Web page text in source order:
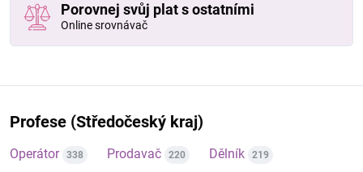
Porovnej svůj plat s ostatními
Online srovnávač
Profese (Středočeský kraj)
Operátor 338 Prodavač 220 Dělník 219